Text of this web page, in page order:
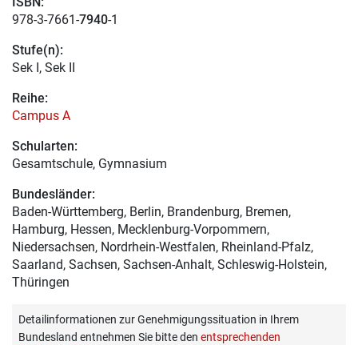
978-3-7661-7940-1
Stufe(n):
Sek I, Sek II
Reihe:
Campus A
Schularten:
Gesamtschule, Gymnasium
Bundesländer:
Baden-Württemberg, Berlin, Brandenburg, Bremen,
Hamburg, Hessen, Mecklenburg-Vorpommern,
Niedersachsen, Nordrhein-Westfalen, Rheinland-Pfalz,
Saarland, Sachsen, Sachsen-Anhalt, Schleswig-Holstein,
Thüringen
Detailinformationen zur Genehmigungssituation in Ihrem
Bundesland entnehmen Sie bitte den entsprechenden